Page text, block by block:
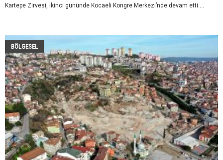
Kartepe Zirvesi, ikinci gününde Kocaeli Kongre Merkezi’nde devam etti....
BÖLGESEL